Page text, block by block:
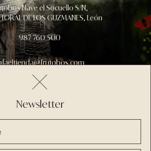
Nave el Socuello S/N,
DE LOS GUZMANES, León
987 760 500
de privacidad Términos y condiciones
Política de cookies
Newsletter